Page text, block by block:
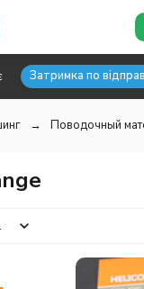
Затримка по
Поводочный